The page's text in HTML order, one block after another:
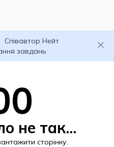
Співавтор Нейт
завдань
не так...
сторінку.